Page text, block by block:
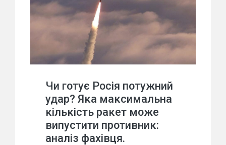
Чи готує Росія потужний
удар? Яка максимальна
кількість ракет може
випустити противник:
аналіз фахівця.